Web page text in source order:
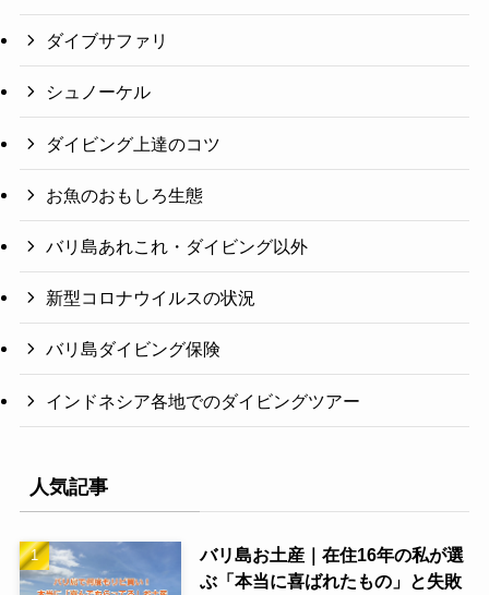
ダイブサファリ
シュノーケル
ダイビング上達のコツ
お魚のおもしろ生態
バリ島あれこれ・ダイビング以外
新型コロナウイルスの状況
バリ島ダイビング保険
インドネシア各地でのダイビングツアー
人気記事
バリ島お土産｜在住16年の私が選
ぶ「本当に喜ばれたもの」と失敗